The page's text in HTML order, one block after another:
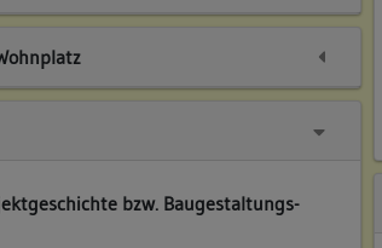
bzw. Baugestaltungs-